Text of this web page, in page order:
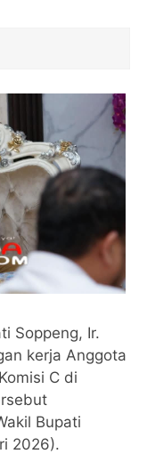
Soppeng, Ir.
kerja Anggota
C di
Bupati
2026).